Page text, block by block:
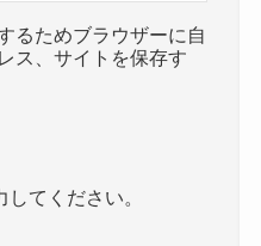
るためブラウザーに自
ス、サイトを保存す
てください。